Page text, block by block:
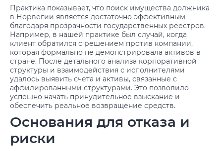
Практика показывает, что поиск имущества должника
в Норвегии является достаточно эффективным
благодаря прозрачности государственных реестров.
Например, в нашей практике был случай, когда
клиент обратился с решением против компании,
которая формально не демонстрировала активов в
стране. После детального анализа корпоративной
структуры и взаимодействия с исполнителями
удалось выявить счета и активы, связанные с
аффилированными структурами. Это позволило
успешно начать принудительное взыскание и
обеспечить реальное возвращение средств.
Основания для отказа и
риски